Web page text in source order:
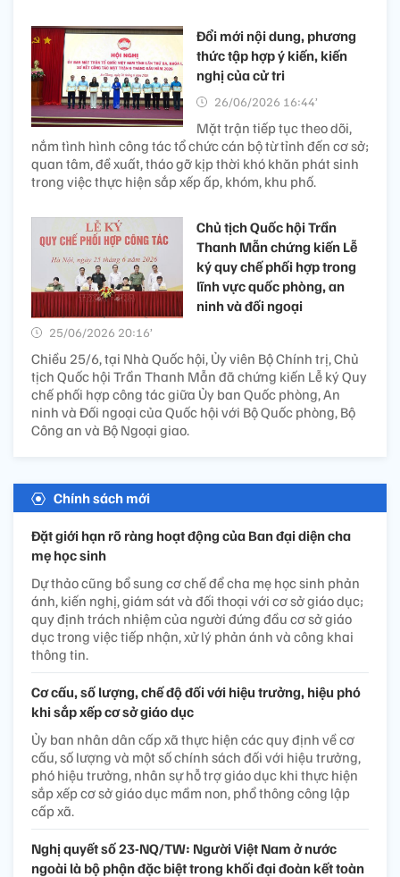
Đổi mới nội dung, phương
thức tập hợp ý kiến, kiến
nghị của cử tri
26/06/2026 16:44’
Mặt trận tiếp tục theo dõi,
nắm tình hình công tác tổ chức cán bộ từ tỉnh đến cơ sở;
quan tâm, đề xuất, tháo gỡ kịp thời khó khăn phát sinh
trong việc thực hiện sắp xếp ấp, khóm, khu phố.
Chủ tịch Quốc hội Trần
Thanh Mẫn chứng kiến Lễ
ký quy chế phối hợp trong
lĩnh vực quốc phòng, an
ninh và đối ngoại
25/06/2026 20:16’
Chiều 25/6, tại Nhà Quốc hội, Ủy viên Bộ Chính trị, Chủ
tịch Quốc hội Trần Thanh Mẫn đã chứng kiến Lễ ký Quy
chế phối hợp công tác giữa Ủy ban Quốc phòng, An
ninh và Đối ngoại của Quốc hội với Bộ Quốc phòng, Bộ
Công an và Bộ Ngoại giao.
Chính sách mới
Đặt giới hạn rõ ràng hoạt động của Ban đại diện cha
mẹ học sinh
Dự thảo cũng bổ sung cơ chế để cha mẹ học sinh phản
ánh, kiến nghị, giám sát và đối thoại với cơ sở giáo dục;
quy định trách nhiệm của người đứng đầu cơ sở giáo
dục trong việc tiếp nhận, xử lý phản ánh và công khai
thông tin.
Cơ cấu, số lượng, chế độ đối với hiệu trưởng, hiệu phó
khi sắp xếp cơ sở giáo dục
Ủy ban nhân dân cấp xã thực hiện các quy định về cơ
cấu, số lượng và một số chính sách đối với hiệu trưởng,
phó hiệu trưởng, nhân sự hỗ trợ giáo dục khi thực hiện
sắp xếp cơ sở giáo dục mầm non, phổ thông công lập
cấp xã.
Nghị quyết số 23-NQ/TW: Người Việt Nam ở nước
ngoài là bộ phận đặc biệt trong khối đại đoàn kết toàn